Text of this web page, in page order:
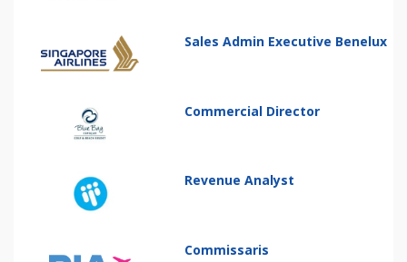
Sales Admin Executive Benelux
Commercial Director
Revenue Analyst
Commissaris